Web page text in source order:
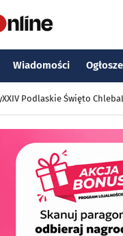
Wiadomości
XXIV Podlaskie Święto Chleba